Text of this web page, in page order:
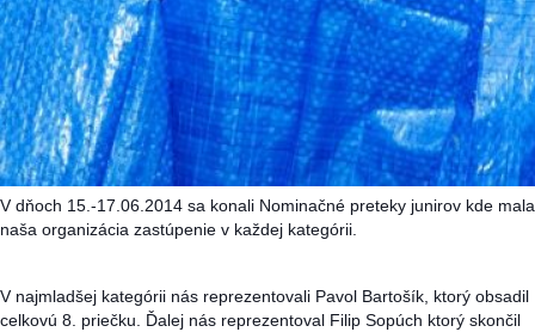
V dňoch 15.-17.06.2014 sa konali Nominačné preteky junirov kde mala
naša organizácia zastúpenie v každej kategórii.
V najmladšej kategórii nás reprezentovali Pavol Bartošík, ktorý obsadil
celkovú 8. priečku. Ďalej nás reprezentoval Filip Sopúch ktorý skončil